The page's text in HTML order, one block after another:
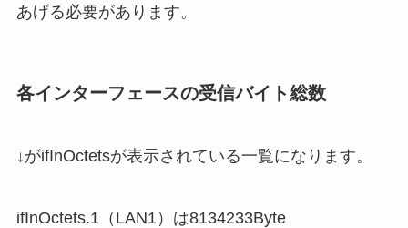
あげる必要があります。
各インターフェースの受信バイト総数
↓がifInOctetsが表示されている一覧になります。
ifInOctets.1（LAN1）は8134233Byte